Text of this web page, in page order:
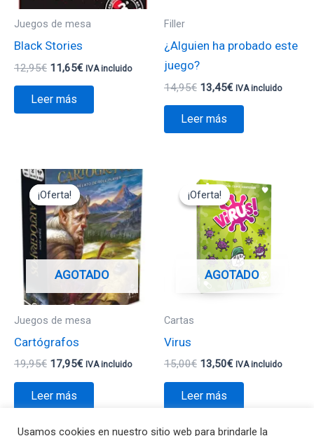
Juegos de mesa
Black Stories
12,95€ 11,65€ IVA incluido
Leer más
Filler
¿Alguien ha probado este
juego?
14,95€ 13,45€ IVA incluido
Leer más
¡Oferta!
AGOTADO
¡Oferta!
Juegos de mesa
Cartógrafos
19,95€
precio
original
era:
19,95€.
17,95€
El
precio
actual
es:
17,95€.
IVA incluido
Leer más
¡Oferta!
AGOTADO
¡Oferta!
Cartas
Virus
15,00€
precio
original
era:
15,00€.
13,50€
precio
actual
es:
13,50€.
IVA incluido
Leer más
Usamos cookies en nuestro sitio web para brindarle la